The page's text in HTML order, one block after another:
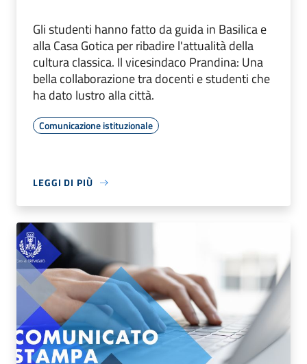
Gli studenti hanno fatto da guida in Basilica e
alla Casa Gotica per ribadire l'attualità della
cultura classica. Il vicesindaco Prandina: Una
bella collaborazione tra docenti e studenti che
ha dato lustro alla città.
Comunicazione istituzionale
LEGGI DI PIÙ